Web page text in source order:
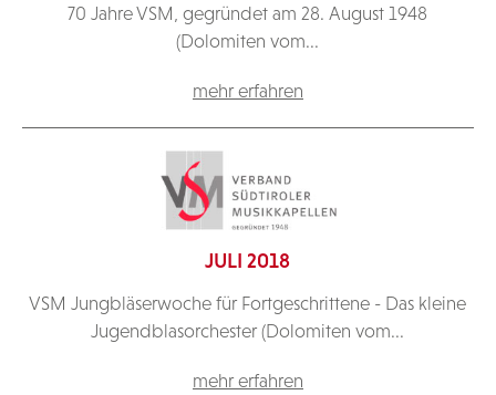
70 Jahre VSM, gegründet am 28. August 1948
(Dolomiten vom...
mehr erfahren
JULI 2018
VSM Jungbläserwoche für Fortgeschrittene - Das kleine
Jugendblasorchester (Dolomiten vom...
mehr erfahren